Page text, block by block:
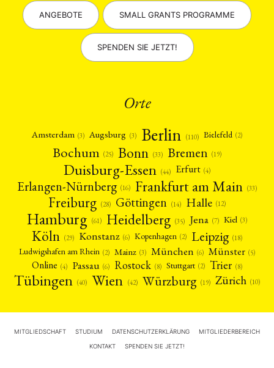
ANGEBOTE SMALL GRANTS PROGRAMME
SPENDEN SIE JETZT!
Orte
Amsterdam (3) Augsburg (3) Berlin (110) Bielefeld (2)
Bochum (25) Bonn (33) Bremen (19)
Duisburg-Essen (44) Erfurt (4)
Erlangen-Nürnberg (16) Frankfurt am Main (33)
Freiburg (28) Göttingen (14) Halle (12)
Hamburg (61) Heidelberg (35) Jena (7) Kiel (3)
Köln (29) Konstanz (6) Kopenhagen (2) Leipzig (18)
Ludwigshafen am Rhein (2) Mainz (3) München (6) Münster (5)
Online (4) Passau (6) Rostock (8) Stuttgart (2) Trier (8)
Tübingen (40) Wien (42) Würzburg (19) Zürich (10)
MITGLIEDSCHAFT STUDIUM DATENSCHUTZERKLÄRUNG MITGLIEDERBEREICH
KONTAKT SPENDEN SIE JETZT!